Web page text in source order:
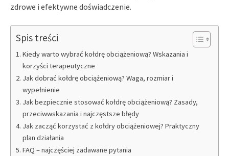
zdrowe i efektywne doświadczenie.
Spis treści
Kiedy warto wybrać kołdrę obciążeniową? Wskazania i
korzyści terapeutyczne
Jak dobrać kołdrę obciążeniową? Waga, rozmiar i
wypełnienie
Jak bezpiecznie stosować kołdrę obciążeniową? Zasady,
przeciwwskazania i najczęstsze błędy
Jak zacząć korzystać z kołdry obciążeniowej? Praktyczny
plan działania
FAQ – najczęściej zadawane pytania